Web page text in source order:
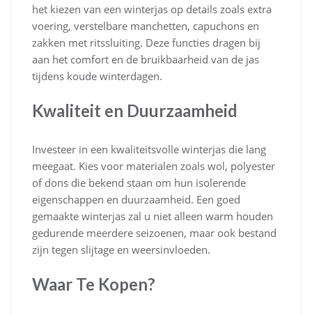
het kiezen van een winterjas op details zoals extra
voering, verstelbare manchetten, capuchons en
zakken met ritssluiting. Deze functies dragen bij
aan het comfort en de bruikbaarheid van de jas
tijdens koude winterdagen.
Kwaliteit en Duurzaamheid
Investeer in een kwaliteitsvolle winterjas die lang
meegaat. Kies voor materialen zoals wol, polyester
of dons die bekend staan om hun isolerende
eigenschappen en duurzaamheid. Een goed
gemaakte winterjas zal u niet alleen warm houden
gedurende meerdere seizoenen, maar ook bestand
zijn tegen slijtage en weersinvloeden.
Waar Te Kopen?